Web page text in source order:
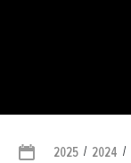
2025 / 2024 /